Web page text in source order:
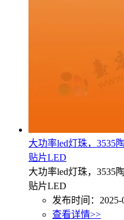
大功率led灯珠，3535
贴片LED
大功率led灯珠，3535
贴片LED
发布时间：2025-
查看详情>>